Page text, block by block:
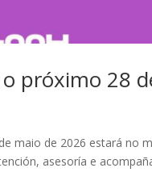
próximo 28
maio de 2026 estará no
asesoría e